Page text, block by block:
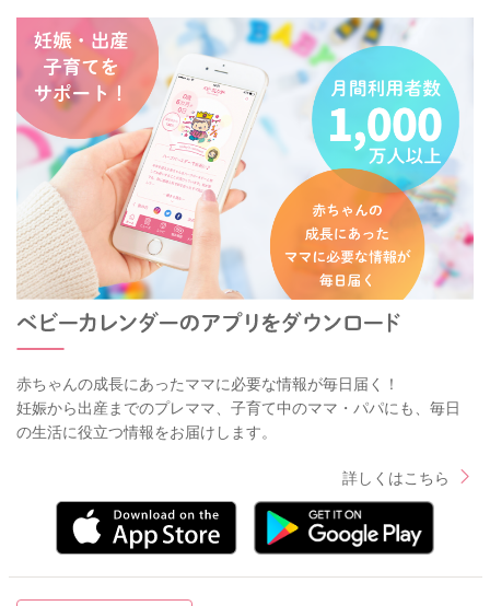
赤ちゃんの成長にあったママに必要な情報が毎日届く！
妊娠から出産までのプレママ、子育て中のママ・パパにも、毎日
の生活に役立つ情報をお届けします。
詳しくはこちら